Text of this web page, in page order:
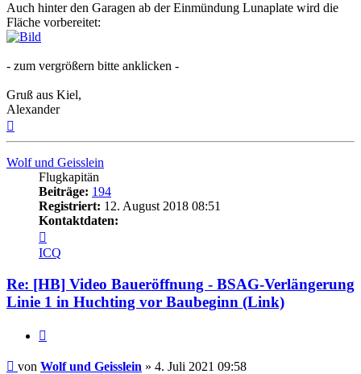
Auch hinter den Garagen ab der Einmündung Lunaplate wird die
Fläche vorbereitet:
- zum vergrößern bitte anklicken -
Gruß aus Kiel,
Alexander
Wolf und Geisslein
Flugkapitän
Beiträge: 194
Registriert: 12. August 2018 08:51
Kontaktdaten:
von
Wolf
und
Geisslein
ICQ
Re: [HB] Video Baueröffnung - BSAG-Verlängerung
Linie 1 in Huchting vor Baubeginn (Link)
Ungelesener
von Wolf und Geisslein » 4. Juli 2021 09:58